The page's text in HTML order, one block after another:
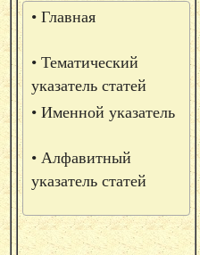
• Главная
• Тематический
указатель статей
• Именной указатель
• Алфавитный
указатель статей